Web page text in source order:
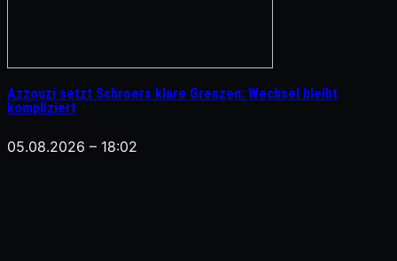
Azzouzi setzt Schroers klare Grenzen: Wechsel bleibt
kompliziert
05.08.2026 – 18:02